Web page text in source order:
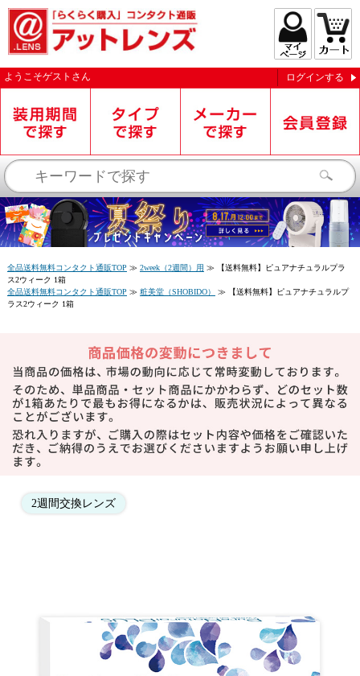
ようこそゲスト さん ログインする
全品送料無料コンタクト通販TOP ≫ 2week（2週間）用 ≫
【送料無料】ピュアナチュラルプラ
ス2ウィーク 1箱
全品送料無料コンタクト通販TOP ≫ 粧美堂（SHOBIDO） ≫
【送料無料】ピュアナチュラルプ
ラス2ウィーク 1箱
2週間交換レンズ
お知らせを受信する